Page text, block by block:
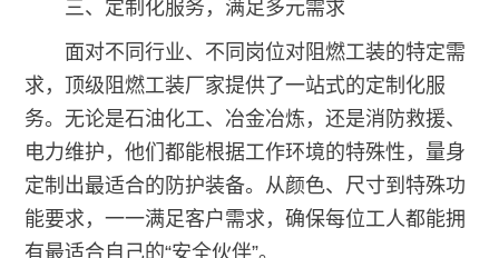
三、定制化服务，满足多元需求
面对不同行业、不同岗位对阻燃工装的特定需
求，顶级阻燃工装厂家提供了一站式的定制化服
务。无论是石油化工、冶金冶炼，还是消防救援、
电力维护，他们都能根据工作环境的特殊性，量身
定制出最适合的防护装备。从颜色、尺寸到特殊功
能要求，一一满足客户需求，确保每位工人都能拥
有最适合自己的“安全伙伴”。